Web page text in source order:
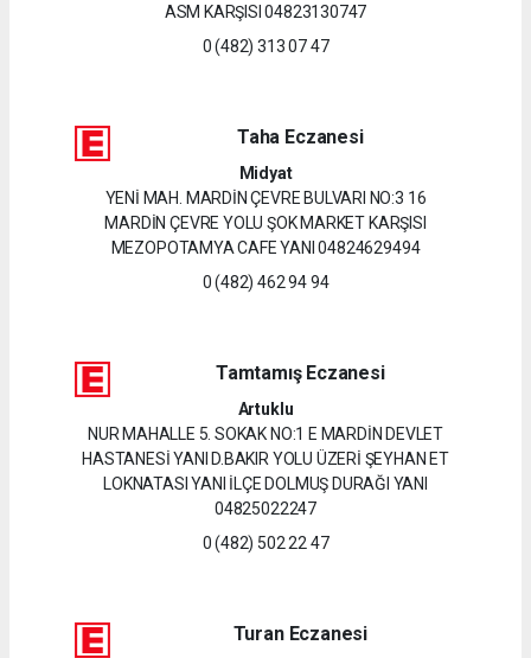
ASM KARŞISI 04823130747
0 (482) 313 07 47
Taha Eczanesi
Midyat
YENİ MAH. MARDİN ÇEVRE BULVARI NO:3 16
MARDİN ÇEVRE YOLU ŞOK MARKET KARŞISI
MEZOPOTAMYA CAFE YANI 04824629494
0 (482) 462 94 94
Tamtamış Eczanesi
Artuklu
NUR MAHALLE 5. SOKAK NO:1 E MARDİN DEVLET
HASTANESİ YANI D.BAKIR YOLU ÜZERİ ŞEYHAN ET
LOKNATASI YANI İLÇE DOLMUŞ DURAĞI YANI
04825022247
0 (482) 502 22 47
Turan Eczanesi